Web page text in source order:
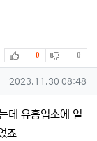
추천
0 비추천
0
작성일
2023.11.30 08:48
데 유흥업소에 일
죠